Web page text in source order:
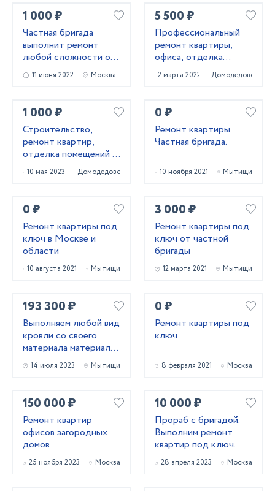
1 000 ₽
Частная бригада
выполнит ремонт
любой сложности от
косметики до
капитального.
11 июня 2022 Москва
5 500 ₽
Профессиональный
ремонт квартиры,
офиса, отделка
коттеджа
2 марта 2022 Домодедово
1 000 ₽
Строительство,
ремонт квартир,
отделка помещений и
другие строительные
работы
10 мая 2023 Домодедово
0 ₽
Ремонт квартиры.
Частная бригада.
10 ноября 2021 Мытищи
0 ₽
Ремонт квартиры под
ключ в Москве и
области
10 августа 2021 Мытищи
3 000 ₽
Ремонт квартиры под
ключ от частной
бригады
12 марта 2021 Мытищи
193 300 ₽
Выполняем любой вид
кровли со своего
материала материалы
заказчика
14 июля 2023 Мытищи
0 ₽
Ремонт квартиры под
ключ
8 февраля 2021 Москва
150 000 ₽
Ремонт квартир
офисов загородных
домов
25 ноября 2023 Москва
10 000 ₽
Прораб с бригадой.
Выполним ремонт
квартир под ключ.
28 апреля 2023 Москва